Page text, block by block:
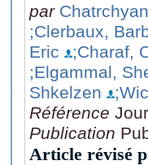
par
;Clerbaux,
Eric
;Charaf,
;Elgammal,
Shkelzen
Référence
Publication
Article révisé